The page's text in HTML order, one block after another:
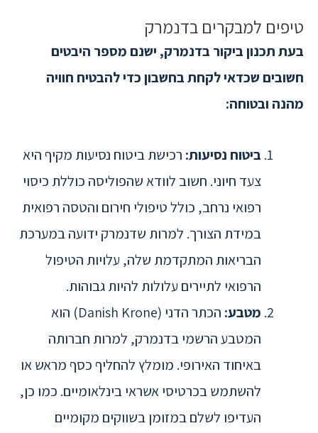
טיפים למבקרים בדנמרק
בעת תכנון ביקור בדנמרק, ישנם מספר היבטים
חשובים שכדאי לקחת בחשבון כדי להבטיח חוויה
מהנה ובטוחה:
ביטוח נסיעות: רכישת ביטוח נסיעות מקיף היא
צעד חיוני. חשוב לוודא שהפוליסה כוללת כיסוי
רפואי נרחב, כולל טיפולי חירום והטסה רפואית
במידת הצורך. למרות שדנמרק ידועה במערכת
הבריאות המתקדמת שלה, עלויות הטיפול
הרפואי לתיירים עלולות להיות גבוהות.
מטבע:
הכתר הדני (Danish Krone) הוא
המטבע הרשמי בדנמרק, למרות חברותה
באיחוד האירופי. מומלץ להחליף כסף מראש או
להשתמש בכרטיסי אשראי בינלאומיים. כמו כן,
העדיפו לשלם במזומן בשווקים מקומיים